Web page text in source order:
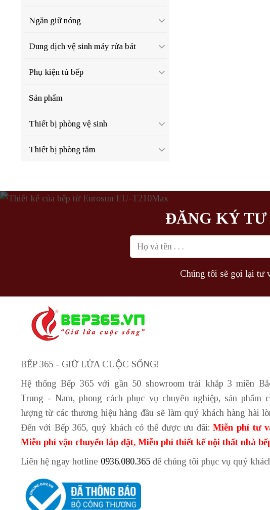
Ngăn giữ nóng
Dung dịch vệ sinh máy rửa bát
Phụ kiện tủ bếp
Sản phẩm
Thiết bị phòng vệ sinh
Thiết bị phòng tắm
ĐĂNG KÝ
Chúng tôi sẽ gọi lại tư
BẾP 365 - GIỮ LỬA CUỘC SỐNG!
Hệ thống Bếp 365 với gần 50 showroom trải khắp 3 miền
Trung - Nam, phong cách phục vụ chuyên nghiệp, sản phẩm
lượng từ các thương hiệu hàng đầu sẽ làm quý khách hàng hài
Đến với Bếp 365, quý khách có thể được ưu đãi:Miễn phí tư
Miễn phí vận chuyển lắp đặt, Miễn phí thiết kế nội thất nhà
Liên hệ ngay hotline 0936.080.365 để chúng tôi phục vụ quý